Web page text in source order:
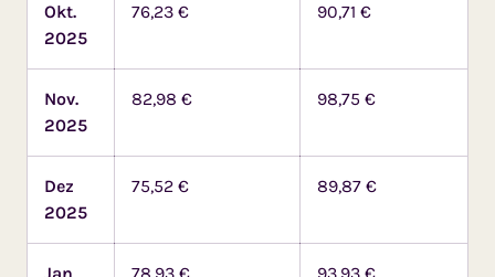
Okt.
2025
76,23 € 90,71 €
Nov.
2025
82,98 € 98,75 €
Dez
2025
75,52 € 89,87 €